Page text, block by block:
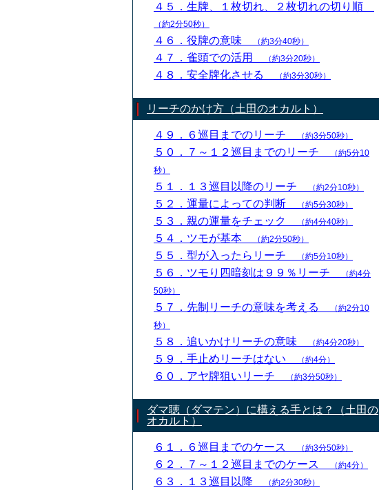
４５．生牌、１枚切れ、２枚切れの切り順
（約2分50秒）
４６．役牌の意味 （約3分40秒）
４７．雀頭での活用 （約3分20秒）
４８．安全牌化させる （約3分30秒）
リーチのかけ方（土田のオカルト）
４９．６巡目までのリーチ （約3分50秒）
５０．７～１２巡目までのリーチ
（約5分10
秒）
５１．１３巡目以降のリーチ （約2分10秒）
５２．運量によっての判断 （約5分30秒）
５３．親の運量をチェック （約4分40秒）
５４．ツモが基本 （約2分50秒）
５５．型が入ったらリーチ （約5分10秒）
５６．ツモり四暗刻は９９％リーチ
（約4分
50秒）
５７．先制リーチの意味を考える
（約2分10
秒）
５８．追いかけリーチの意味 （約4分20秒）
５９．手止めリーチはない （約4分）
６０．アヤ牌狙いリーチ （約3分50秒）
ダマ聴（ダマテン）に構える手とは？（土田の
オカルト）
６１．６巡目までのケース （約3分50秒）
６２．７～１２巡目までのケース （約4分）
６３．１３巡目以降 （約2分30秒）